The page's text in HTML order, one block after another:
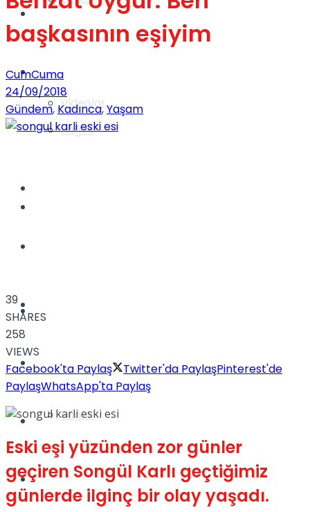
Videolar
Yaşam
Sağlık
Gündem
Yaşam
Sağlık
Türkiye
Müzik
Sinema
başkasının eşiyim
CumCuma
24/09/2018
Gündem, Kadınca,Yaşam
39
SHARES
258
VIEWS
Facebook'ta Paylaş
Twitter'da PaylaşPinterest'de
PaylaşWhatsApp'ta Paylaş
Eski eşi yüzünden zor günler
geçiren Songül Karlı geçtiğimiz
günlerde ilginç bir olay yaşadı.